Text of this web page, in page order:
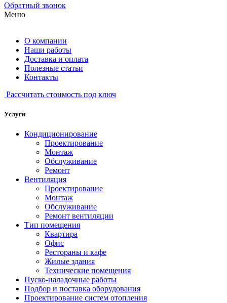
Обратный звонок
Меню
О компании
Наши работы
Доставка и оплата
Полезные статьи
Контакты
Рассчитать стоимость под ключ
Услуги
Кондиционирование
Проектирование
Монтаж
Обслуживание
Ремонт
Вентиляция
Проектирование
Монтаж
Обслуживание
Ремонт вентиляции
Тип помещения
Квартира
Офис
Рестораны и кафе
Жилые здания
Технические помещения
Пуско-наладочные работы
Подбор и поставка оборудования
Проектирование систем отопления